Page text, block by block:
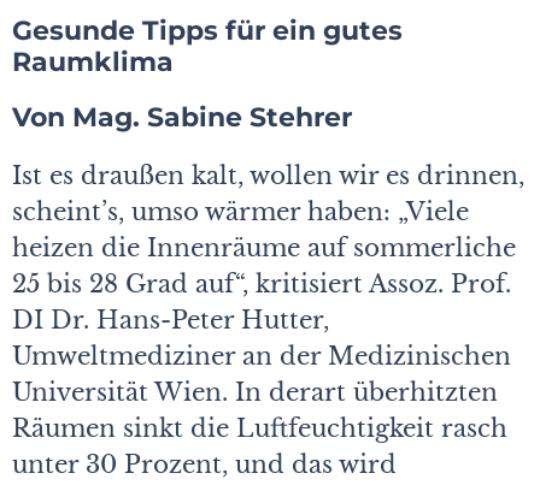
Gesunde Tipps für ein gutes
Raumklima
Von Mag. Sabine Stehrer
Ist es draußen kalt, wollen wir es drinnen,
scheint’s, umso wärmer haben: „Viele
heizen die Innenräume auf sommerliche
25 bis 28 Grad auf“, kritisiert Assoz. Prof.
DI Dr. Hans-Peter Hutter,
Umweltmediziner an der Medizinischen
Universität Wien. In derart überhitzten
Räumen sinkt die Luftfeuchtigkeit rasch
unter 30 Prozent, und das wird